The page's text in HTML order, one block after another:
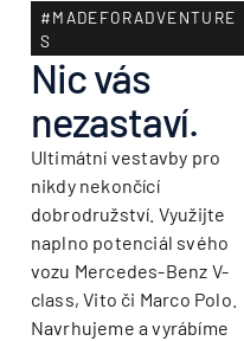
#MADEFORADVENTURE
S
Nic vás
nezastaví.
Ultimátní vestavby pro
nikdy nekončící
dobrodružství. Využijte
naplno potenciál svého
vozu Mercedes-Benz V-
class, Vito či Marco Polo.
Navrhujeme a vyrábíme